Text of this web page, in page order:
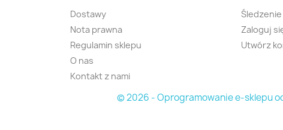
Dostawy
Nota prawna
Regulamin sklepu
O nas
Kontakt z nami
Zaloguj
Utwórz
© 2026 - Oprogramowanie e-sklepu